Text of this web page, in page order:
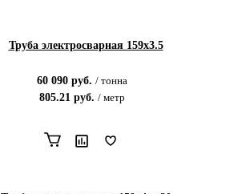
Труба электросварная 159х3.5
60 090руб. / тонна
805.21 руб. / метр